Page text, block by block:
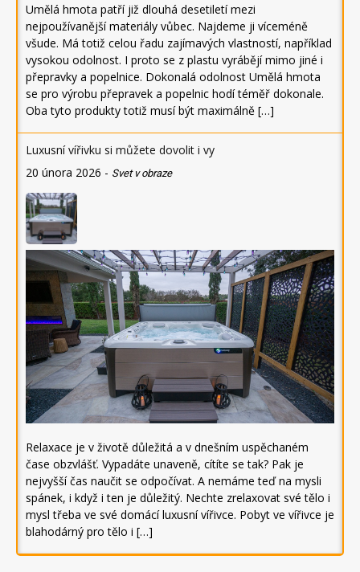
Umělá hmota patří již dlouhá desetiletí mezi
nejpoužívanější materiály vůbec. Najdeme ji víceméně
všude. Má totiž celou řadu zajímavých vlastností, například
vysokou odolnost. I proto se z plastu vyrábějí mimo jiné i
přepravky a popelnice. Dokonalá odolnost Umělá hmota
se pro výrobu přepravek a popelnic hodí téměř dokonale.
Oba tyto produkty totiž musí být maximálně […]
Luxusní vířivku si můžete dovolit i vy
20 února 2026 - Svet v obraze
Relaxace je v životě důležitá a v dnešním uspěchaném
čase obzvlášť. Vypadáte unaveně, cítíte se tak? Pak je
nejvyšší čas naučit se odpočívat. A nemáme teď na mysli
spánek, i když i ten je důležitý. Nechte zrelaxovat své tělo i
mysl třeba ve své domácí luxusní vířivce. Pobyt ve vířivce je
blahodárný pro tělo i […]